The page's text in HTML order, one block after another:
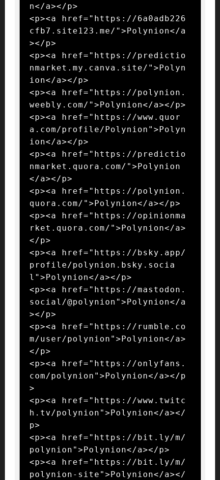
n</a></p>
<p><a href="https://6a0adb226
cfb7.site123.me/">Polynion</a
></p>
<p><a href="https://predictio
nmarket.my.canva.site/">Polyn
ion</a></p>
<p><a href="https://polynion.
weebly.com/">Polynion</a></p>
<p><a href="https://www.quor
a.com/profile/Polynion">Polyn
ion</a></p>
<p><a href="https://predictio
nmarket.quora.com/">Polynion
</a></p>
<p><a href="https://polynion.
quora.com/">Polynion</a></p>
<p><a href="https://opinionma
rket.quora.com/">Polynion</a>
</p>
<p><a href="https://bsky.app/
profile/polynion.bsky.socia
l">Polynion</a></p>
<p><a href="https://mastodon.
social/@polynion">Polynion</a
></p>
<p><a href="https://rumble.co
m/user/polynion">Polynion</a>
</p>
<p><a href="https://onlyfans.
com/polynion">Polynion</a></p
>
<p><a href="https://www.twitc
h.tv/polynion">Polynion</a></
p>
<p><a href="https://bit.ly/m/
polynion">Polynion</a></p>
<p><a href="https://bit.ly/m/
polynion-site">Polynion</a></